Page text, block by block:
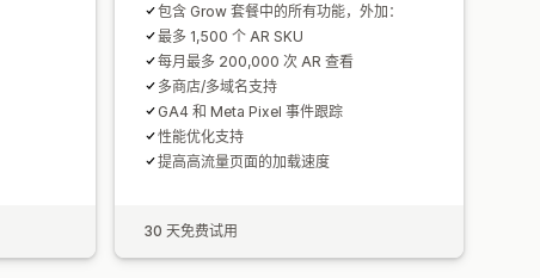
包含 Grow 套餐中的所有功能，外加：
最多 1,500 个 AR SKU
每月最多 200,000 次 AR 查看
多商店/多域名支持
GA4 和 Meta Pixel 事件跟踪
性能优化支持
提高高流量页面的加载速度
30 天免费试用